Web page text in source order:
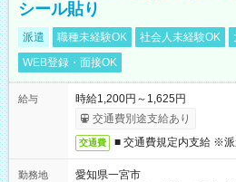
シール貼り
派遣 職種未経験OK 社会人未経験OK
WEB登録・面接OK
給与
時給1,200円～1,625円
交通費別途支給あり
交通費 ■ 交通費規定内支給 ※
勤務地
愛知県一宮市